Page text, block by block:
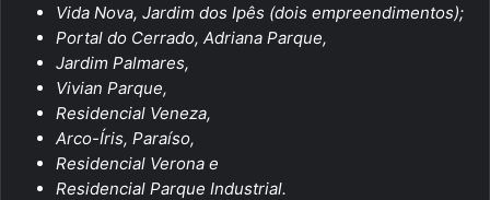
Vida Nova, Jardim dos Ipês (dois empreendimentos);
Portal do Cerrado, Adriana Parque,
Jardim Palmares,
Vivian Parque,
Residencial Veneza,
Arco-Íris, Paraíso,
Residencial Verona e
Residencial Parque Industrial.